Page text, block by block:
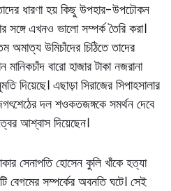
ধারণা হয় কিছু উপহার-উপঢৌকন
সঙ্গে এখনও ভালাে সম্পর্ক তৈরি করা।
অমাত্য উমিচাঁদের চিঠিতে তাদের
বারাে হাজার টাকা নজরানা
দিয়েছে। এছাড়া সিরাজের সিপাহসালার
দল শওকতজঙ্গকে সমর্থন দেবে
আশ্বাস দিয়েছেন।
সেনাপতি হােসেন কুলি খাঁকে হত্যা
বেগমের সম্পর্কের অবনতি ঘটে। সেই